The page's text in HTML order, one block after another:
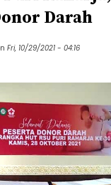
Darah
Fri, 10/29/2021 - 04:16